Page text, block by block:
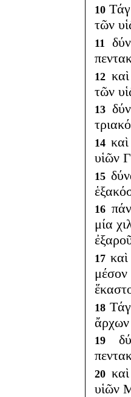
10
τῶν
11
12
τῶν
13
14
υἱῶν
15
16
μία
17
18
ἄρχων
19
20
υἱῶν